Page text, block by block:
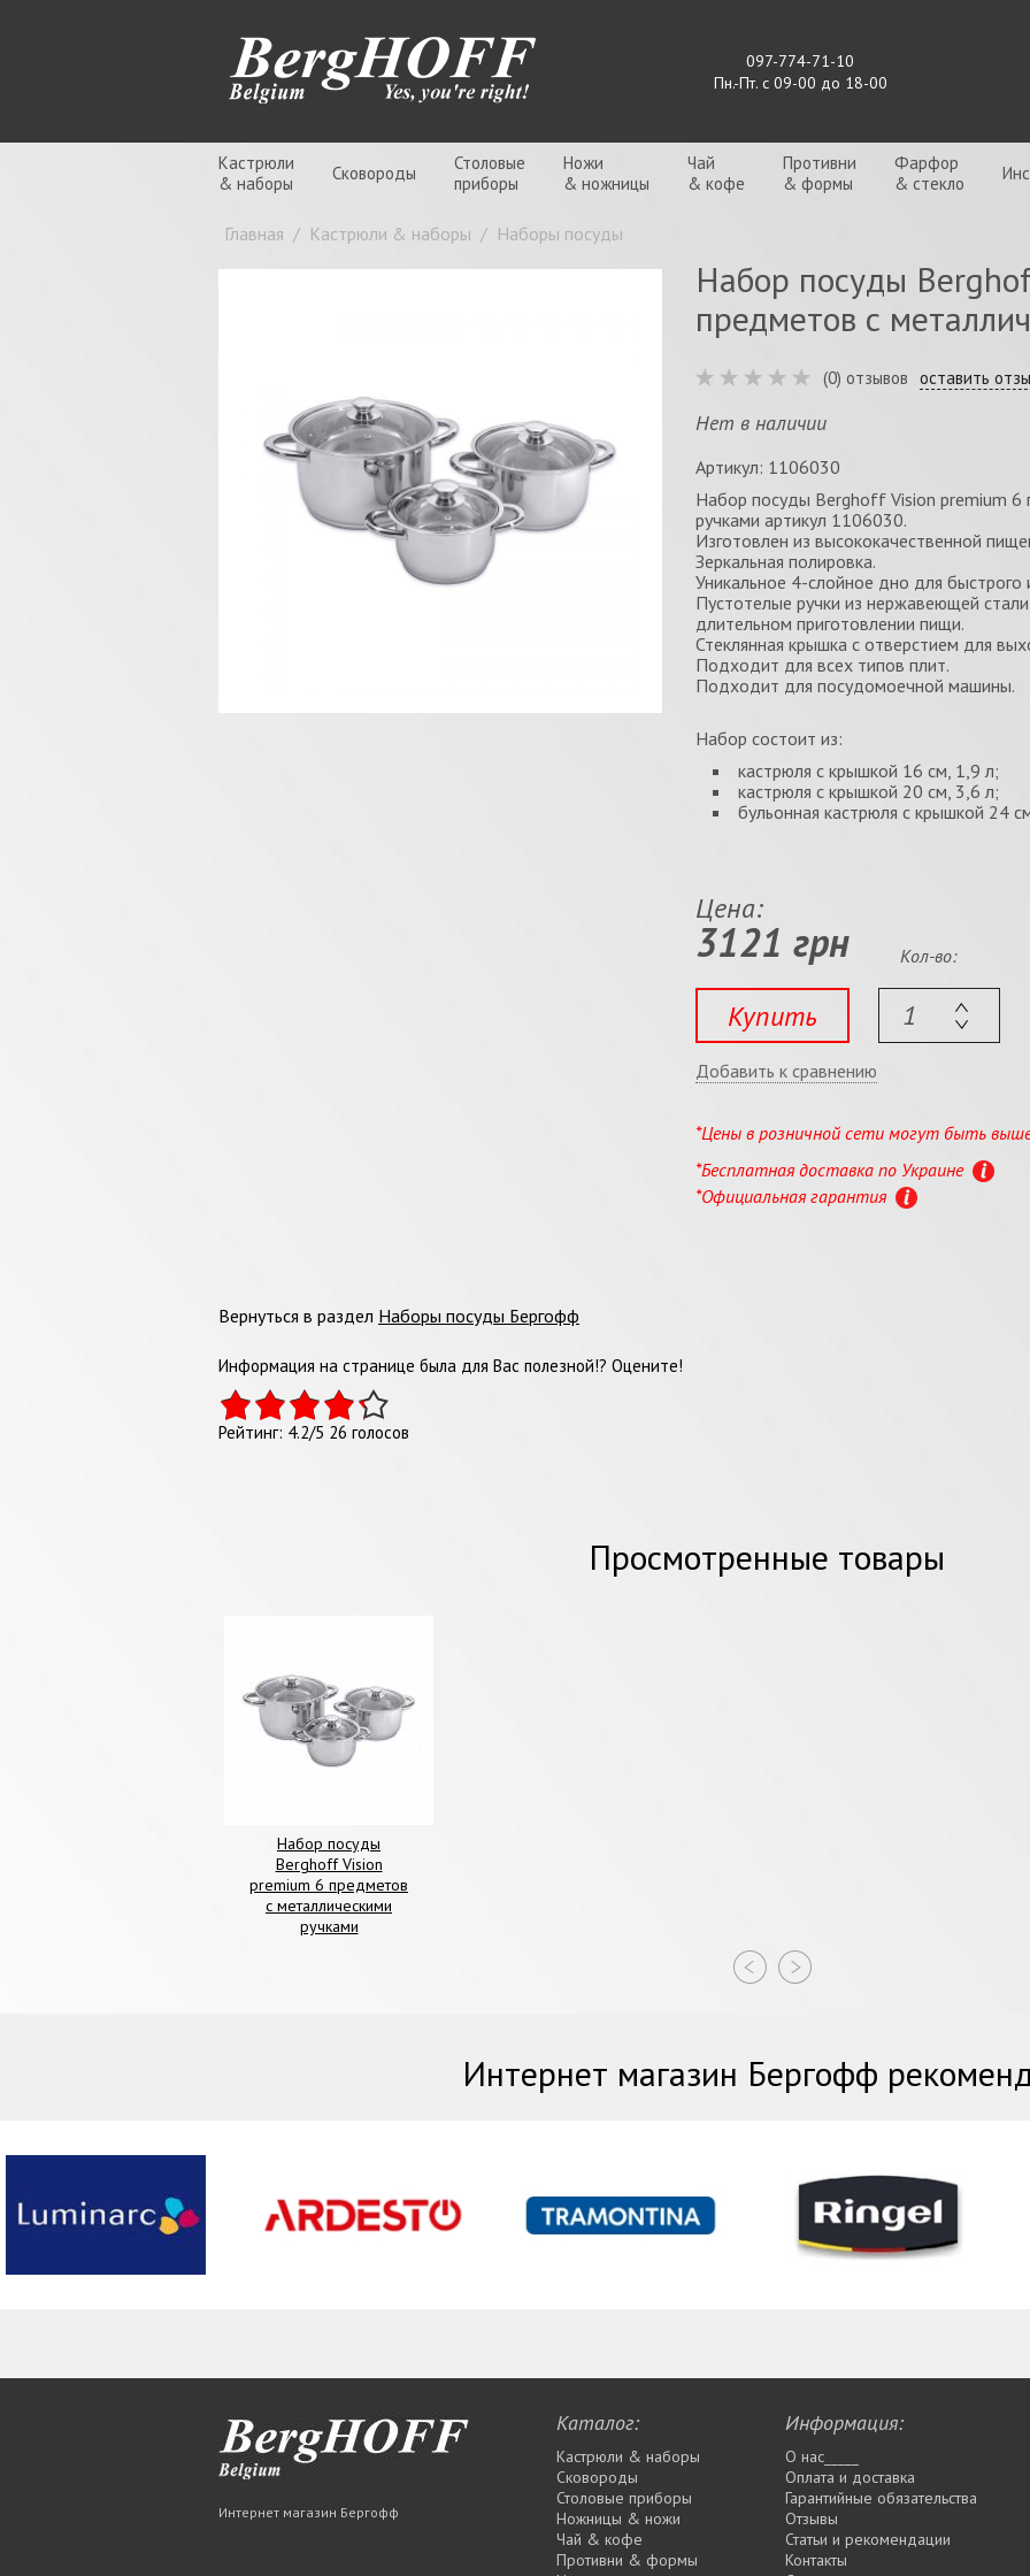
097-774-71-10
Пн.-Пт. с 09-00 до 18-00
Кастрюли
& наборы
Сковороды
Столовые
приборы
Ножи
& ножницы
Чай
& кофе
Противни
& формы
Фарфор
& стекло
Главная / Кастрюли & наборы / Наборы посуды
Набор посуды
предметов с
(0) отзывов оставить
Нет в наличии
Артикул: 1106030
Набор посуды Berghoff Vision premium 6
ручками артикул 1106030.
Изготовлен из высококачественной
Зеркальная полировка.
Уникальное 4-слойное дно для быстрого
Пустотелые ручки из нержавеющей
длительном приготовлении пищи.
Стеклянная крышка с отверстием для
Подходит для всех типов плит.
Подходит для посудомоечной машины.
Набор состоит из:
кастрюля с крышкой 16 см, 1,9 л;
кастрюля с крышкой 20 см, 3,6 л;
бульонная кастрюля с крышкой 24
Цена:
3121 грн
Купить
Кол-во:
Добавить к сравнению
*Цены в розничной сети могут быть
*Бесплатная доставка по Украине
*Официальная гарантия
Вернуться в раздел Наборы посуды Бергофф
Информация на странице была для Вас полезной!? Оцените!
Рейтинг: 4.2/5 26 голосов
Просмотренные товары
Набор посуды
Berghoff Vision
premium 6 предметов
с металлическими
ручками
Интернет магазин Бергофф
Интернет магазин Бергофф
Каталог:
Кастрюли & наборы
Сковороды
Столовые приборы
Ножницы & ножи
Чай & кофе
Противни & формы
Информация:
О нас_____
Оплата и доставка
Гарантийные обязательства
Отзывы
Статьи и рекомендации
Контакты